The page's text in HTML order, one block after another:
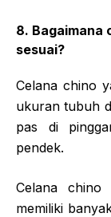
8. Bagaimana
sesuai?
Celana chino
ukuran tubuh
pas di
pendek.
Celana chino
memiliki